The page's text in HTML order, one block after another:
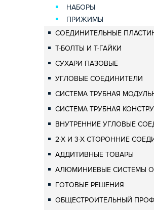
НАБОРЫ
ПРИЖИМЫ
СОЕДИНИТЕЛЬНЫЕ
Т-БОЛТЫ И Т-ГАЙКИ
СУХАРИ ПАЗОВЫЕ
УГЛОВЫЕ СОЕДИНИТЕЛИ
СИСТЕМА ТРУБНАЯ
СИСТЕМА ТРУБНАЯ
ВНУТРЕННИЕ УГЛОВЫЕ
2-Х И 3-Х СТОРОННИЕ
АДДИТИВНЫЕ ТОВАРЫ
АЛЮМИНИЕВЫЕ СИСТЕМЫ
ГОТОВЫЕ РЕШЕНИЯ
ОБЩЕСТРОИТЕЛЬНЫЙ